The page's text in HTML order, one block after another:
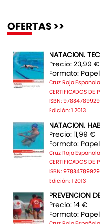
OFERTAS >>
NATACION.
Precio: 23,99 €
Formato: Papel
Cruz Roja Espanola
CERTIFICADOS DE
ISBN:
Edición: 1 2013
NATACION.
Precio: 11,99 €
Formato: Papel
Cruz Roja Espanola
CERTIFICADOS DE
ISBN:
Edición: 1 2013
PREVENCION
Precio: 14 €
Formato: Papel